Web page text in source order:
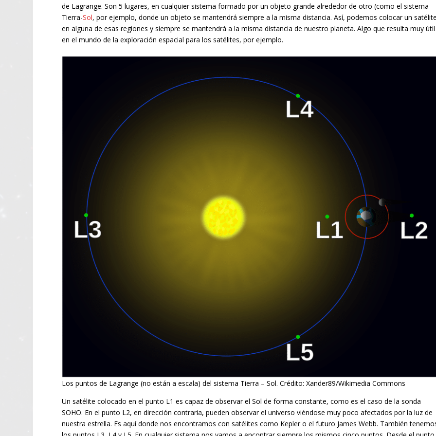
de Lagrange. Son 5 lugares, en cualquier sistema formado por un objeto grande alrededor de otro (como el sistema
Tierra-Sol, por ejemplo, donde un objeto se mantendrá siempre a la misma distancia. Así, podemos colocar un
en alguna de esas regiones y siempre se mantendrá a la misma distancia de nuestro planeta. Algo que resulta muy útil
en el mundo de la exploración espacial para los satélites, por ejemplo.
Los puntos de Lagrange (no están a escala) del sistema Tierra – Sol. Crédito: Xander89/Wikimedia Commons
Un satélite colocado en el punto L1 es capaz de observar el Sol de forma constante, como es el caso de la sonda
SOHO. En el punto L2, en dirección contraria, pueden observar el universo viéndose muy poco afectados por la luz de
nuestra estrella. Es aquí donde nos encontramos con satélites como Kepler o el futuro James Webb. También